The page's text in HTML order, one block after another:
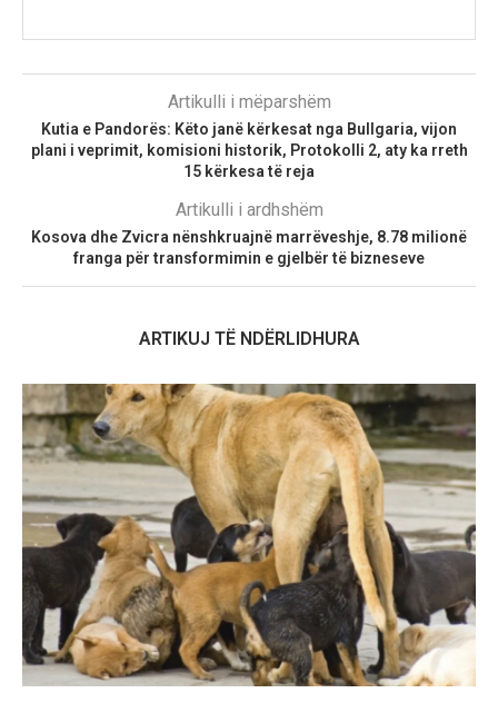
Artikulli i mëparshëm
Kutia e Pandorës: Këto janë kërkesat nga Bullgaria, vijon
plani i veprimit, komisioni historik, Protokolli 2, aty ka rreth
15 kërkesa të reja
Artikulli i ardhshëm
Kosova dhe Zvicra nënshkruajnë marrëveshje, 8.78 milionë
franga për transformimin e gjelbër të bizneseve
ARTIKUJ TË NDËRLIDHURA